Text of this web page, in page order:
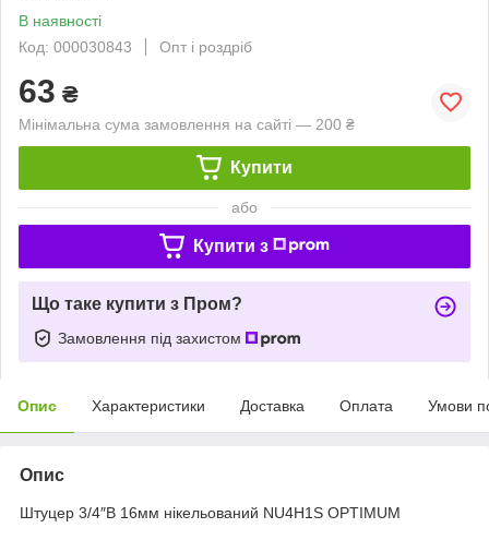
В наявності
Код: 000030843
Опт і роздріб
63 ₴
Мінімальна сума замовлення на сайті — 200 ₴
Купити
або
Купити з
Що таке купити з Пром?
Замовлення під захистом
Опис Характеристики Доставка Оплата Умови
Опис
Штуцер 3/4″В 16мм нікельований NU4H1S OPTIMUM